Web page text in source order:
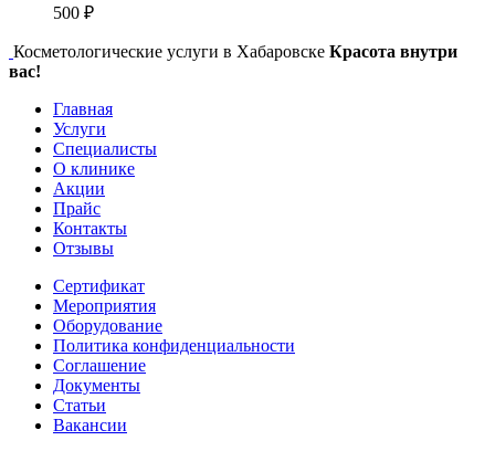
500 ₽
Косметологические услуги в Хабаровске Красота внутри
вас!
Главная
Услуги
Специалисты
О клинике
Акции
Прайс
Контакты
Отзывы
Сертификат
Мероприятия
Оборудование
Политика конфиденциальности
Соглашение
Документы
Статьи
Вакансии